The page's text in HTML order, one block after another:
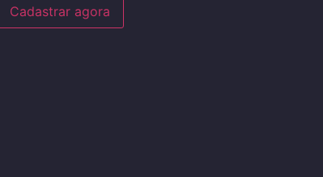
Cadastrar agora